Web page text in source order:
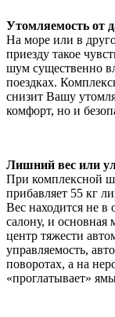
Утомляемость от
На море или в
приезду такое
шум существенно
поездках.
снизит Вашу
комфорт, но и
Лишний вес или
При комплексной
прибавляет 55 кг
Вес находится не в
салону, и основная
центр тяжести
управляемость,
поворотах, а на
«проглатывает»